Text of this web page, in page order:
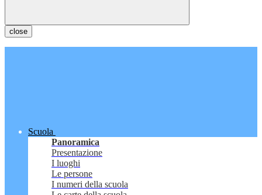
close
Scuola
Panoramica
Presentazione
I luoghi
Le persone
I numeri della scuola